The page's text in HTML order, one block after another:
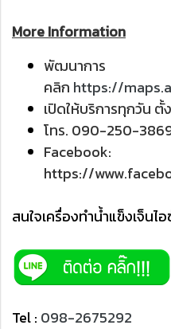
More Information
พัฒนาการ
คลิก https://
เปิดให้บริการทุกวัน ตั้
โทร. 090-250-
Facebook:
https://
สนใจเครื่องทำน้ำแข็งเจ็นไ
Tel : 098-2675292